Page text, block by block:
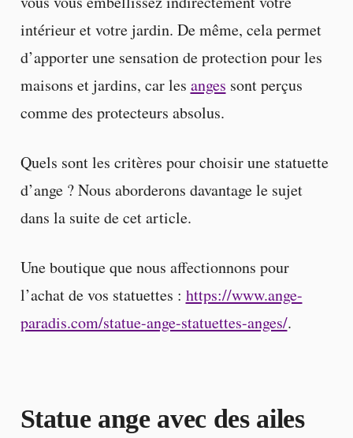
intérieur et votre jardin. De même, cela permet
d’apporter une sensation de protection pour les
maisons et jardins, car les anges sont perçus
comme des protecteurs absolus.
Quels sont les critères pour choisir une statuette
d’ange ? Nous aborderons davantage le sujet
dans la suite de cet article.
Une boutique que nous affectionnons pour
l’achat de vos statuettes : https://www.ange-
paradis.com/statue-ange-statuettes-anges/.
Statue ange avec des ailes